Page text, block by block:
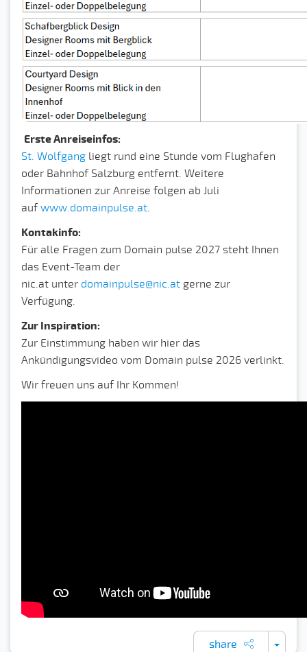
Erste Anreiseinfos:
St. Wolfgang liegt rund eine Stunde vom Flughafen
oder Bahnhof Salzburg entfernt. Weitere
Informationen zur Anreise folgen ab Juli
auf www.domainpulse.at.
Kontakinfo:
Für alle Fragen zum Domain pulse 2027 steht Ihnen
das Event-Team der
nic.at unter domainpulse@nic.at gerne zur
Verfügung.
Zur Inspiration:
Zur Einstimmung haben wir hier das
Ankündigungsvideo vom Domain pulse 2026 verlinkt.
Wir freuen uns auf Ihr Kommen!
share